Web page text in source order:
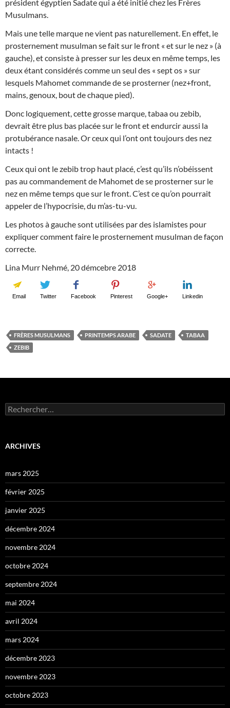
président égyptien Sadate qui a été initié chez les Frères
Musulmans.
Mais une telle marque ne vient pas naturellement. En effet, le
prosternement musulman se fait sur le front « et sur le nez » (à
gauche), et consiste à presser sur les deux en même temps, les
deux étant considérés comme un seul des « sept os » sur
lesquels Mahomet commande de se prosterner (nez+front,
mains, genoux, bout de chaque pied).
Donc logiquement, cette grosse marque, tabaa ou zebib,
devrait être plus bas placée sur le front et endurcir aussi la
protubérance nasale. Or ceux qui l’ont ont toujours des nez
intacts !
Ceux qui ont le zebib trop haut placé, c’est qu’ils n’obéissent
pas au commandement de Mahomet de se prosterner sur le
nez en même temps que sur le front. C’est ce qu’on pourrait
appeler de l’hypocrisie, du m’as-tu-vu.
Les photos à gauche sont utilisées par des islamistes pour
expliquer comment faire le prosternement musulman de façon
correcte.
Lina Murr Nehmé, 20 démcebre 2018
Email Twitter Facebook Pinterest Google+ Linkedin
FRÈRES MUSULMANS PRINTEMPS ARABE SADATE
TABAA
ZEBIB
Rechercher :
ARCHIVES
mars 2025
février 2025
janvier 2025
décembre 2024
novembre 2024
octobre 2024
septembre 2024
mai 2024
avril 2024
mars 2024
décembre 2023
novembre 2023
octobre 2023